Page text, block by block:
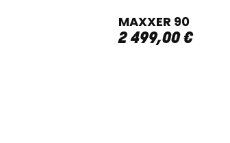
MAXXER 90
2 499,00€